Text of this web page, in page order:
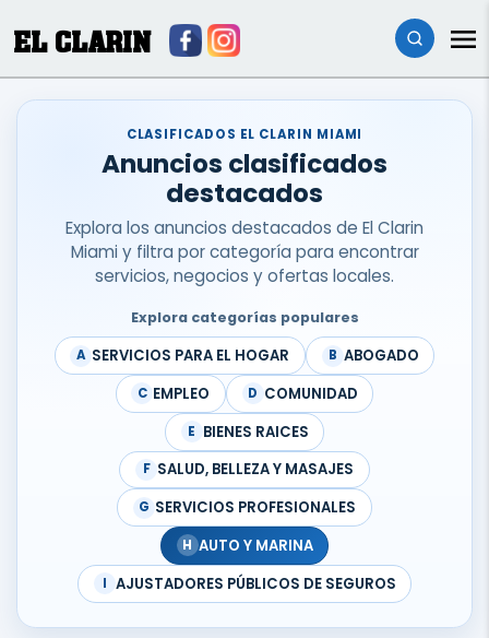
EL CLARIN
CLASIFICADOS EL CLARIN MIAMI
Anuncios clasificados
destacados
Explora los anuncios destacados de El Clarin
Miami y filtra por categoría para encontrar
servicios, negocios y ofertas locales.
Explora categorías populares
A SERVICIOS PARA EL HOGAR B ABOGADO
C EMPLEO D COMUNIDAD
E BIENES RAICES
F SALUD, BELLEZA Y MASAJES
G SERVICIOS PROFESIONALES
H AUTO Y MARINA
I AJUSTADORES PÚBLICOS DE SEGUROS